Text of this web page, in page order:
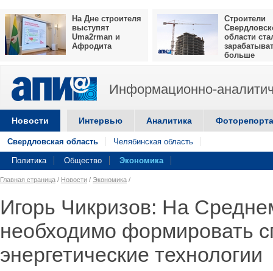
На Дне строителя
выступят
Uma2rman и
Афродита
Строители
области
больше
Информационно-
Новости Интервью Аналитика
Свердловская область Челябинская область
Политика Общество Экономика
Главная страница / Новости / Экономика /
Игорь Чикризов: На
необходимо формировать
энергетические технологии